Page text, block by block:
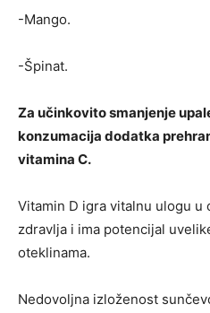
-Mango.
-Špinat.
Za učinkovito smanjenje
konzumacija dodatka
vitamina C.
Vitamin D igra vitalnu ulogu u
zdravlja i ima potencijal
oteklinama.
Nedovoljna izloženost